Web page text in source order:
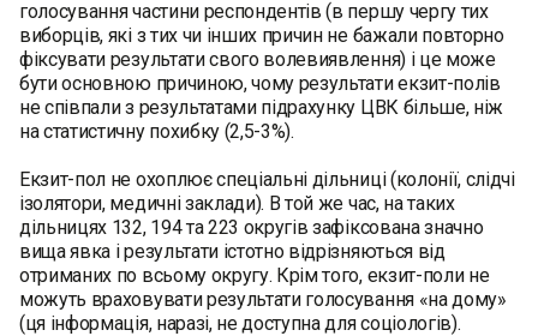
голосування частини респондентів (в першу чергу тих
виборців, які з тих чи інших причин не бажали повторно
фіксувати результати свого волевиявлення) і це може
бути основною причиною, чому результати екзит-полів
не співпали з результатами підрахунку ЦВК більше, ніж
на статистичну похибку (2,5-3%).
Екзит-пол не охоплює спеціальні дільниці (колонії, слідчі
ізолятори, медичні заклади). В той же час, на таких
дільницях 132, 194 та 223 округів зафіксована значно
вища явка і результати істотно відрізняються від
отриманих по всьому округу. Крім того, екзит-поли не
можуть враховувати результати голосування «на дому»
(ця інформація, наразі, не доступна для соціологів).